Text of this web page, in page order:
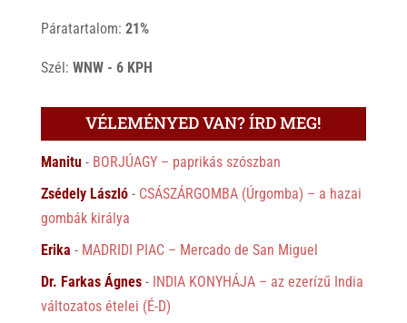
Páratartalom: 21%
Szél: WNW - 6 KPH
VÉLEMÉNYED VAN? ÍRD MEG!
Manitu- BORJÚAGY – paprikás szószban
Zsédely László- CSÁSZÁRGOMBA (Úrgomba) – a hazai
gombák királya
Erika - MADRIDI PIAC – Mercado de San Miguel
Dr. Farkas Ágnes- INDIA KONYHÁJA – az ezerízű India
változatos ételei (É-D)